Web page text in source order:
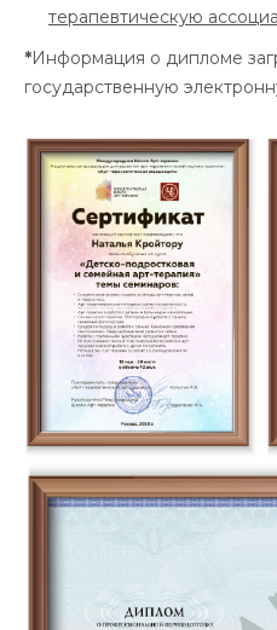
терапевтическую
*Информация о дипломе
государственную